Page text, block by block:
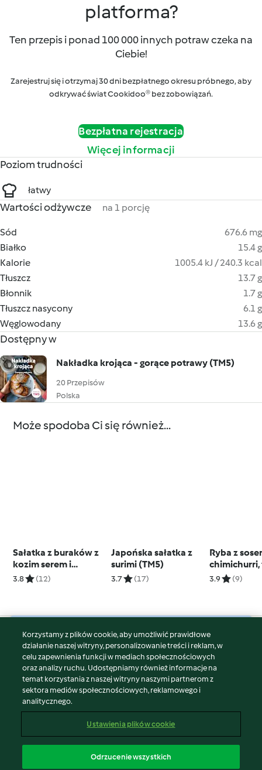
platforma?
Ten przepis i ponad 100 000 innych potraw czeka na
Ciebie!
Zarejestruj się i otrzymaj 30 dni bezpłatnego okresu próbnego, aby
odkrywać świat Cookidoo® bez zobowiązań.
Bezpłatna rejestracja
Więcej informacji
Poziom trudności
łatwy
Wartości odżywcze na 1 porcję
Sód
676.6 mg
Białko
15.4 g
Kalorie
1005.4 kJ / 240.3 kcal
Tłuszcz
13.7 g
Błonnik
1.7 g
Tłuszcz nasycony
6.1 g
Węglowodany
13.6 g
Dostępny w
Nakładka krojąca - gorące potrawy (TM5)
20 Przepisów
Polska
Może spodoba Ci się również...
Sałatka z buraków z
kozim serem i
orzechami włoskimi
3.8 (12)
Japońska sałatka z
surimi (TM5)
3.7 (17)
Ryba z
chimichurri,
3.9 (9)
© Copyright 2026
Warunki korzystania
Polityka prywatności
Disclaimer
Znak wydawcy
Zgłoś treść
Oświadczenie o dostępności
Korzystamy z plików cookie, aby umożliwić prawidłowe
działanie naszej witryny, personalizowanie treści i reklam, w
celu zapewnienia funkcji w mediach społecznościowych
oraz analizy ruchu. Udostępniamy również informacje na
temat korzystania z naszej witryny naszymi partnerom z
sektora mediów społecznościowych, reklamowego i
analitycznego.
Ustawienia plików cookie
Odrzucenie wszystkich